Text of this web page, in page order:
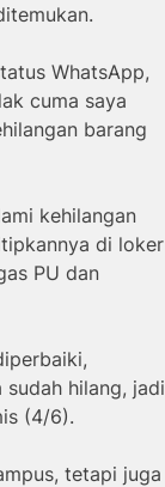
WhatsApp,
cuma saya
barang
kehilangan
di loker
PU dan
hilang, jadi
(4/6).
tetapi juga